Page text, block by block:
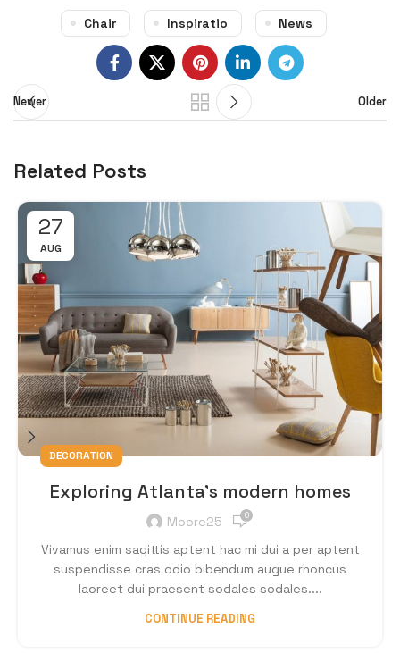
Chair Inspiratio News
Newer Older
Related Posts
27
AUG
DECORATION
Exploring Atlanta’s modern homes
Moore25 0
Vivamus enim sagittis aptent hac mi dui a per aptent
suspendisse cras odio bibendum augue rhoncus
laoreet dui praesent sodales sodales....
CONTINUE READING